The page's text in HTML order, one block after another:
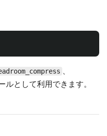
、
ルとして利用できます。